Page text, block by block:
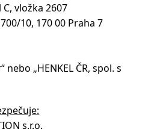
vložka 2607
10, 170 00 Praha 7
„HENKEL ČR, spol. s
s.r.o.